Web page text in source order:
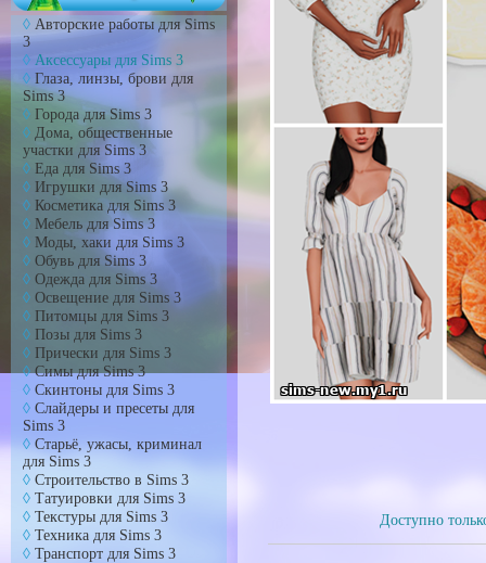
Авторские работы для Sims
3
Аксессуары для Sims 3
Глаза, линзы, брови для
Sims 3
Города для Sims 3
Дома, общественные
участки для Sims 3
Еда для Sims 3
Игрушки для Sims 3
Косметика для Sims 3
Мебель для Sims 3
Моды, хаки для Sims 3
Обувь для Sims 3
Одежда для Sims 3
Освещение для Sims 3
Питомцы для Sims 3
Позы для Sims 3
Прически для Sims 3
Симы для Sims 3
Скинтоны для Sims 3
Слайдеры и пресеты для
Sims 3
Старьё, ужасы, криминал
для Sims 3
Cтроительство в Sims 3
Татуировки для Sims 3
Текстуры для Sims 3
Техника для Sims 3
Транспорт для Sims 3
Доступно